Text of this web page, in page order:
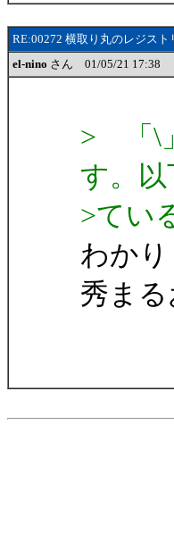
RE:00272 横取り丸のレジスト
el-nino さん 01/05/21 17:38
> 「\
す。
>てい
わかり
秀ま